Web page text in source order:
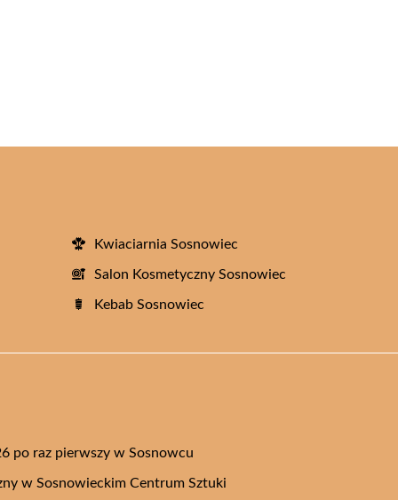
Kwiaciarnia Sosnowiec
Salon Kosmetyczny Sosnowiec
Kebab Sosnowiec
po raz pierwszy w Sosnowcu
w Sosnowieckim Centrum Sztuki